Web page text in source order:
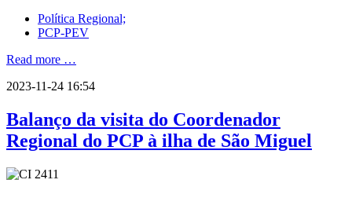
Política Regional;
PCP-PEV
Read more …
2023-11-24 16:54
Balanço da visita do Coordenador
Regional do PCP à ilha de São Miguel